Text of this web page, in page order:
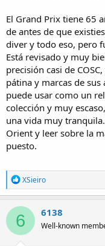
El Grand Prix tiene 65
de antes de que
diver y todo eso, pero
Está revisado y muy
precisión casi de
pátina y marcas de
puede usar como un
colección y muy
una vida muy
Orient y leer sobre la
puesto.
R
e
a
c
t
i
o
XSieiro
6 6138
Well-known